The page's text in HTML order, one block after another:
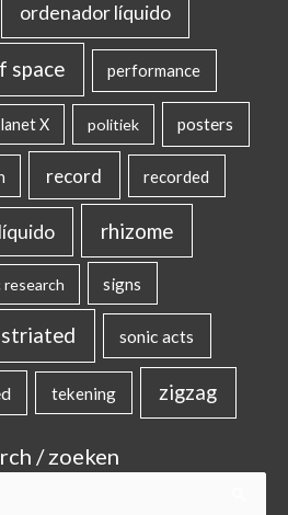
ordenador líquido
space performance
X politiek posters
record recorded
rhizome
signs
striated sonic acts
tekening zigzag
/ zoeken